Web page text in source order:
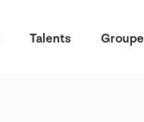
Talents Groupe